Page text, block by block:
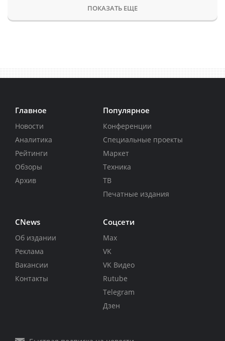
ПОКАЗАТЬ ЕЩЕ
Главное
Новости
Аналитика
Рейтинги
Обзоры
Архив
Популярное
Конференции
Специальные проекты
Маркет
Техника
ТВ
Печатные издания
CNews
Об издании
Реклама
Вакансии
Контакты
Соцсети
Max
VK
VK Видео
Rutube
Telegram
Дзен